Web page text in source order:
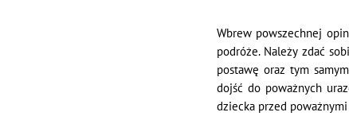
Wbrew powszechnej
podróże. Należy zdać
postawę oraz tym
dojść do poważnych
dziecka przed